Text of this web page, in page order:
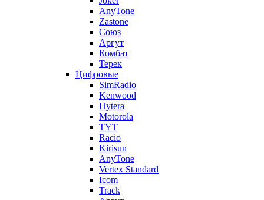
AnyTone
Zastone
Союз
Аргут
Комбат
Терек
Цифровые
SimRadio
Kenwood
Hytera
Motorola
TYT
Racio
Kirisun
AnyTone
Vertex Standard
Icom
Track